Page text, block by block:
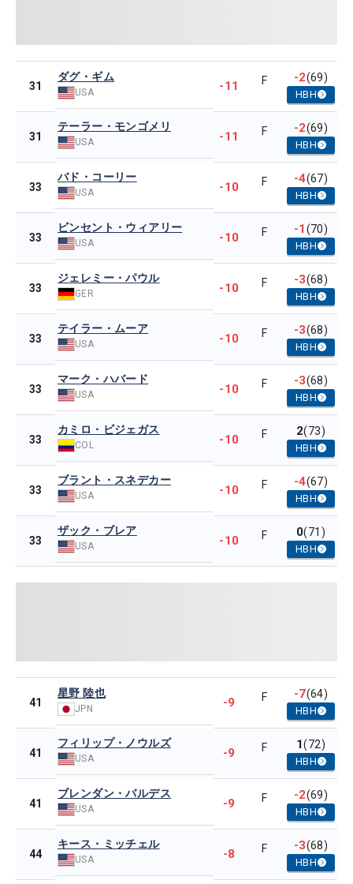
31
ダグ・ギム
USA -11 F -2(69)
HBH
31
テーラー・モンゴメリ
USA -11 F -2(69)
HBH
33
バド・コーリー
USA -10 F -4(67)
HBH
33
ビンセント・ウィアリー
USA -10 F -1(70)
HBH
33
ジェレミー・パウル
GER -10 F -3(68)
HBH
33
テイラー・ムーア
USA -10 F -3(68)
HBH
33
マーク・ハバード
USA -10 F -3(68)
HBH
33
カミロ・ビジェガス
COL -10 F 2(73)
HBH
33
ブラント・スネデカー
USA -10 F -4(67)
HBH
33
ザック・ブレア
USA -10 F 0(71)
HBH
41
星野 陸也
JPN -9 F -7(64)
HBH
41
フィリップ・ノウルズ
USA -9 F 1(72)
HBH
41
ブレンダン・バルデス
USA -9 F -2(69)
HBH
44
キース・ミッチェル
USA -8 F -3(68)
HBH